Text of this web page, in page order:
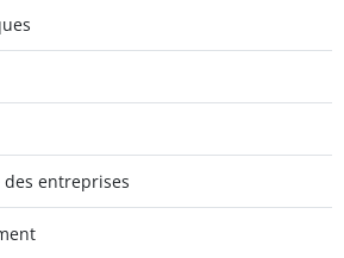
des entreprises